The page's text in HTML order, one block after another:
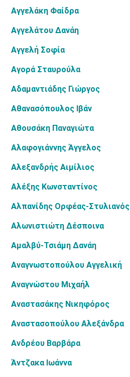
Αγγελάκη Φαίδρα
Αγγελάτου Δανάη
Αγγελή Σοφία
Αγορά Σταυρούλα
Αδαμαντιάδης Γιώργος
Αθανασόπουλος Ιβάν
Αθουσάκη Παναγιώτα
Αλαφογιάννης Άγγελος
Αλεξανδρής Αιμίλιος
Αλέξης Κωνσταντίνος
Αλπανίδης Ορφέας-Στυλιανός
Αλωνιστιώτη Δέσποινα
Αμαλβύ-Τσιάμη Δανάη
Αναγνωστοπούλου Αγγελική
Αναγνώστου Μιχαήλ
Αναστασάκης Νικηφόρος
Αναστασοπούλου Αλεξάνδρα
Ανδρέου Βαρβάρα
Άντζακα Ιωάννα